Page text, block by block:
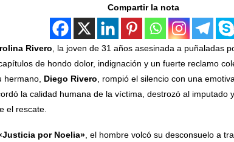
Compartir la nota
Rivero , la joven de 31 años asesinada a puñaladas
de hondo dolor, indignación y un fuerte reclamo
hermano, Diego Rivero , rompió el silencio con una
la calidad humana de la víctima, destrozó al imputado
el rescate.
por Noelia», el hombre volcó su desconsuelo a